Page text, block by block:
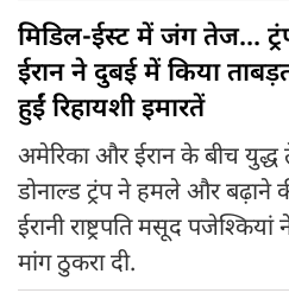
मिडिल-ईस्ट में जंग तेज...
ईरान ने दुबई में किया
हुईं रिहायशी इमारतें
अमेरिका और ईरान के बीच युद्ध
डोनाल्ड ट्रंप ने हमले और बढ़ाने
ईरानी राष्ट्रपति मसूद
मांग ठुकरा दी.